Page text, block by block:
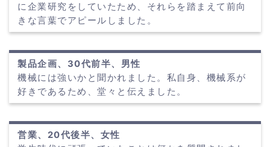
に企業研究をしていたため、それらを踏まえて前向
きな言葉でアピールしました。
製品企画、30代前半、男性
機械には強いかと聞かれました。私自身、機械系が
好きであるため、堂々と伝えました。
営業、20代後半、女性